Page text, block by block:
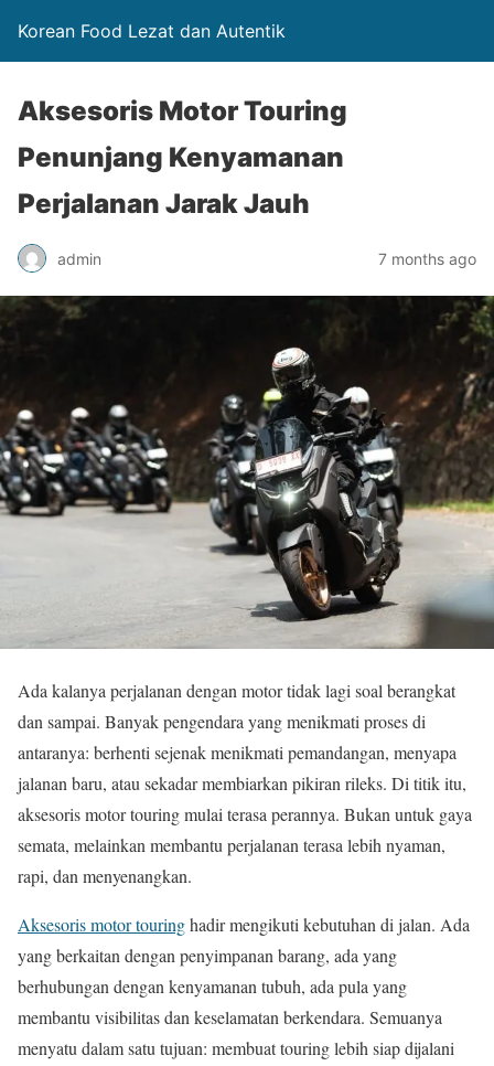
Korean Food Lezat dan Autentik
Aksesoris Motor Touring
Penunjang Kenyamanan
Perjalanan Jarak Jauh
admin 7 months ago
Ada kalanya perjalanan dengan motor tidak lagi soal berangkat
dan sampai. Banyak pengendara yang menikmati proses di
antaranya: berhenti sejenak menikmati pemandangan, menyapa
jalanan baru, atau sekadar membiarkan pikiran rileks. Di titik itu,
aksesoris motor touring mulai terasa perannya. Bukan untuk gaya
semata, melainkan membantu perjalanan terasa lebih nyaman,
rapi, dan menyenangkan.
Aksesoris motor touringhadir mengikuti kebutuhan di jalan. Ada
yang berkaitan dengan penyimpanan barang, ada yang
berhubungan dengan kenyamanan tubuh, ada pula yang
membantu visibilitas dan keselamatan berkendara. Semuanya
menyatu dalam satu tujuan: membuat touring lebih siap dijalani